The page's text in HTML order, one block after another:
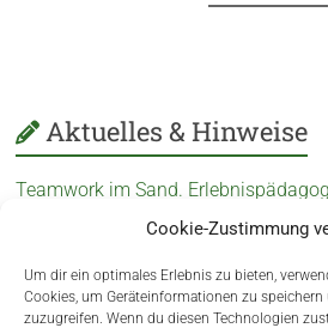
Cookie-Zustimmung
Um dir ein optimales Erlebnis zu bieten,
Cookies, um Geräteinformationen zu
zuzugreifen. Wenn du diesen Technologien
Aktuelles & Hinweise
Teamwork im Sand.
Jiu-Jitsu Gürtelprüfung beim Budo